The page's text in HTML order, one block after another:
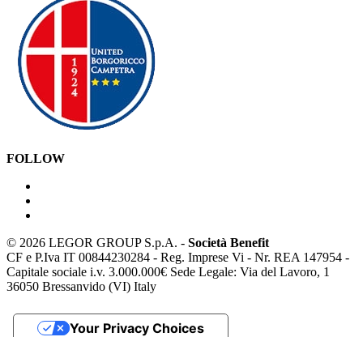
FOLLOW
© 2026 LEGOR GROUP S.p.A. - Società Benefit
CF e P.Iva IT 00844230284 - Reg. Imprese Vi - Nr. REA 147954 -
Capitale sociale i.v. 3.000.000€ Sede Legale: Via del Lavoro, 1
36050 Bressanvido (VI) Italy
Your Privacy Choices